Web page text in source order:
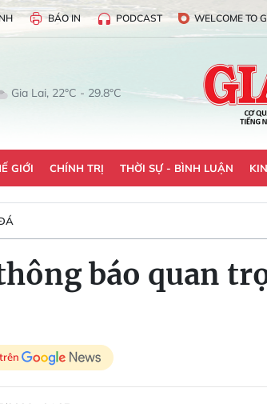
BÁO IN PODCAST WELCOME TO
Gia Lai, 22°C - 29.8°C
GIỚI CHÍNH TRỊ THỜI SỰ - BÌNH LUẬN
báo quan